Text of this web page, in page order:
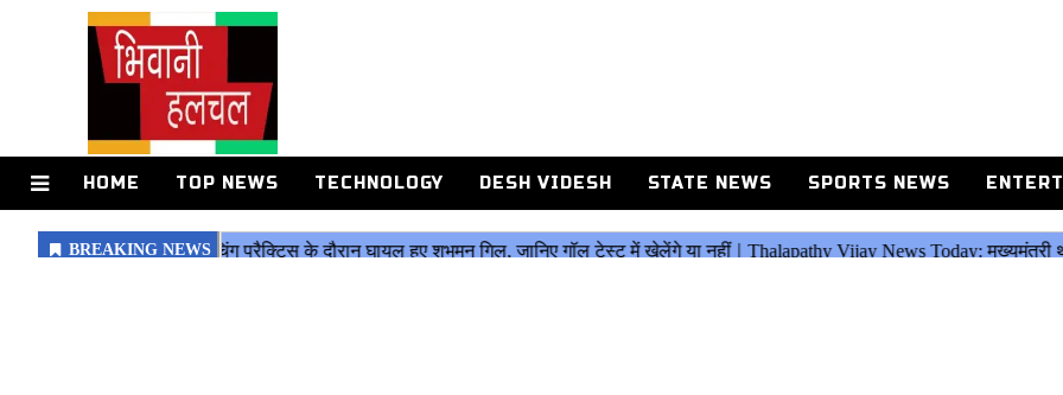
HOME TOP NEWS TECHNOLOGY DESH VIDESH STATE NEWS SPORTS NEWS